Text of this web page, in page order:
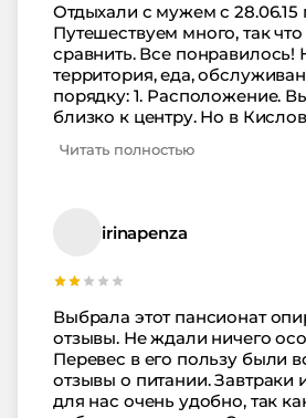
Отдыхали с мужем с 28.06.15
Путешествуем много, так что
сравнить. Все понравилось!
территория, еда, обслуживание.
порядку: 1. Расположение.
близко к центру. Но в
дороги - вверх-вниз, ходьба
посоветовала более
(относительно) Пятигорск. Квартал ооочень
потрясающими двориками.
небольшие, поэтому
"под" пансионатом. Зато
магазином, да и в нем,
осетинские пироги,
краеведческий
бассейном, курортный
Читать полностью
irinapenza
Выбрала этот пансионат
отзывы. Не ждали ничего
Перевес в его пользу были
отзывы о питании. Завтраки
для нас очень удобно, так